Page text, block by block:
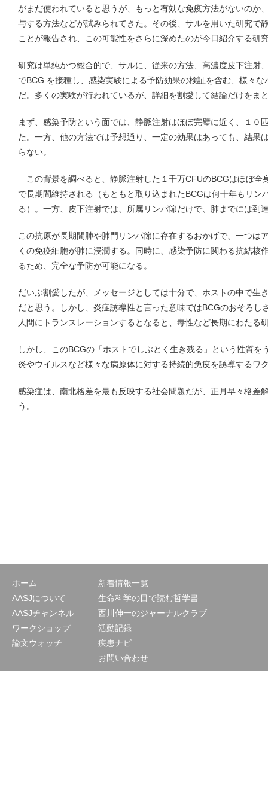
がまだ使われていると思うが、もっと有効な免疫方法がないのか
与する方法などが試みられてきた。その後、サルを用いた研究で
ことが報告され、この可能性をさらに深めたのが今日紹介する研
研究は単純かつ総合的で、サルに、従来の方法、高濃度皮下注射
でBCG を接種し、感染実験による予防効果の検証を含む、様々
だ。多くの実験が行われているが、詳細を割愛して結論だけをま
まず、感染予防という面では、静脈注射はほぼ完璧に近く、１０
た。一方、他の方法では予想通り、一定の効果はあっても、結果
らない。
この背景を調べると、静脈注射した１千万CFUのBCGはほぼ全
で長期間維持される（もともと取り込まれたBCGは何十年もリン
る）。一方、皮下注射では、所属リンパ節だけで、肺までには到
この抗原が長期間肺や肺門リンパ節に存在するおかげで、一つは
くの免疫細胞が肺に浸潤する。同時に、感染予防に関わる抗結核
るため、完全な予防が可能になる。
だいぶ割愛したが、メッセージとしては十分で、ホストの中で生
だと思う。しかし、炎症誘導性と言った意味ではBCGのおそろし
人間にトランスレーションするとなると、毒性など長期にわたる
しかし、このBCGの「ホストでしぶとく生き残る」という性質を
炎やウイルスなど様々な病原体に対する持続的免疫を誘導するワ
感染症は、南北格差を最も反映する社会問題だが、正月早々格差
う。
ホーム
AASJについて
AASJチャンネル
ワークショップ
論文ウォッチ
新着情報一覧
生命科学の目で読む哲学書
西川伸一のジャーナルクラブ
活動記録
疾患ナビ
お問い合わせ